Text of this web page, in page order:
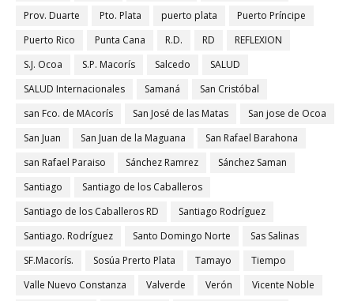
Prov. Duarte
Pto. Plata puerto plata
Puerto Príncipe
Puerto Rico
Punta Cana R.D. RD
REFLEXION
S.J. Ocoa
S.P. Macorís Salcedo
SALUD
SALUD Internacionales
Samaná
San Cristóbal
san Fco. de MAcorís
San José de las Matas
San jose de Ocoa
San Juan
San Juan de la Maguana
San Rafael Barahona
san Rafael Paraiso
Sánchez Ramrez
Sánchez Saman
Santiago
Santiago de los Caballeros
Santiago de los Caballeros RD
Santiago Rodríguez
Santiago. Rodríguez
Santo Domingo Norte
Sas Salinas
SF.Macorís.
Sosúa Prerto Plata Tamayo
Tiempo
Valle Nuevo Constanza
Valverde Verón
Vicente Noble